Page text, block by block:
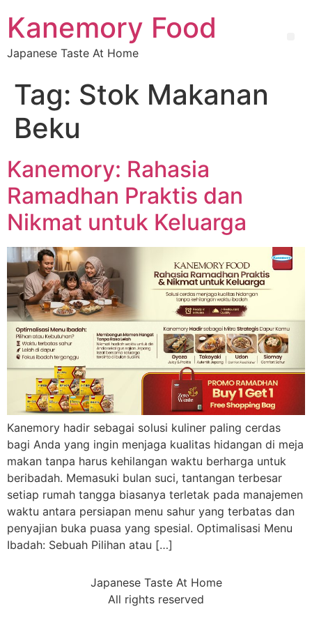
Kanemory Food
Japanese Taste At Home
Tag: Stok Makanan
Beku
Kanemory: Rahasia
Ramadhan Praktis dan
Nikmat untuk Keluarga
Kanemory hadir sebagai solusi kuliner paling cerdas
bagi Anda yang ingin menjaga kualitas hidangan di meja
makan tanpa harus kehilangan waktu berharga untuk
beribadah. Memasuki bulan suci, tantangan terbesar
setiap rumah tangga biasanya terletak pada manajemen
waktu antara persiapan menu sahur yang terbatas dan
penyajian buka puasa yang spesial. Optimalisasi Menu
Ibadah: Sebuah Pilihan atau […]
Japanese Taste At Home
All rights reserved